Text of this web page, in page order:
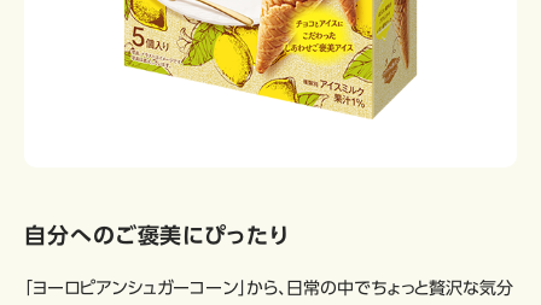
自分へのご褒美にぴったり
「ヨーロピアンシュガーコーン」から、日常の中でちょっと贅沢な気分